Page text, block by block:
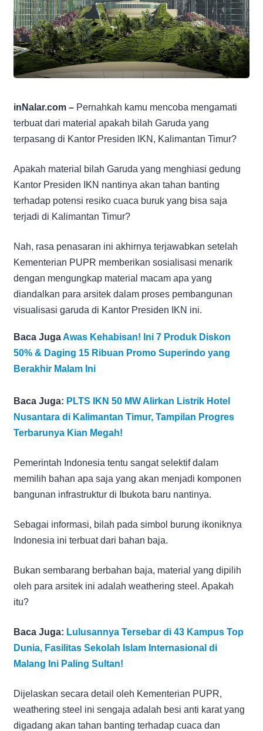
inNalar.com – Pernahkah kamu mencoba mengamati
terbuat dari material apakah bilah Garuda yang
terpasang di Kantor Presiden IKN, Kalimantan Timur?
Apakah material bilah Garuda yang menghiasi gedung
Kantor Presiden IKN nantinya akan tahan banting
terhadap potensi resiko cuaca buruk yang bisa saja
terjadi di Kalimantan Timur?
Nah, rasa penasaran ini akhirnya terjawabkan setelah
Kementerian PUPR memberikan sosialisasi menarik
dengan mengungkap material macam apa yang
diandalkan para arsitek dalam proses pembangunan
visualisasi garuda di Kantor Presiden IKN ini.
Baca JugaAwas Kehabisan! Ini 7 Produk Diskon
50% & Daging 15 Ribuan Promo Superindo yang
Berakhir Malam Ini
Baca Juga: PLTS IKN 50 MW Alirkan Listrik Hotel
Nusantara di Kalimantan Timur, Tampilan Progres
Terbarunya Kian Megah!
Pemerintah Indonesia tentu sangat selektif dalam
memilih bahan apa saja yang akan menjadi komponen
bangunan infrastruktur di Ibukota baru nantinya.
Sebagai informasi, bilah pada simbol burung ikoniknya
Indonesia ini terbuat dari bahan baja.
Bukan sembarang berbahan baja, material yang dipilih
oleh para arsitek ini adalah weathering steel. Apakah
itu?
Baca Juga: Lulusannya Tersebar di 43 Kampus Top
Dunia, Fasilitas Sekolah Islam Internasional di
Malang Ini Paling Sultan!
Dijelaskan secara detail oleh Kementerian PUPR,
weathering steel ini sengaja adalah besi anti karat yang
digadang akan tahan banting terhadap cuaca dan